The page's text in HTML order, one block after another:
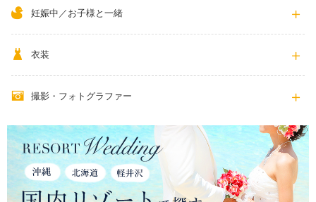
妊娠中／お子様と一緒
衣装
撮影・フォトグラファー